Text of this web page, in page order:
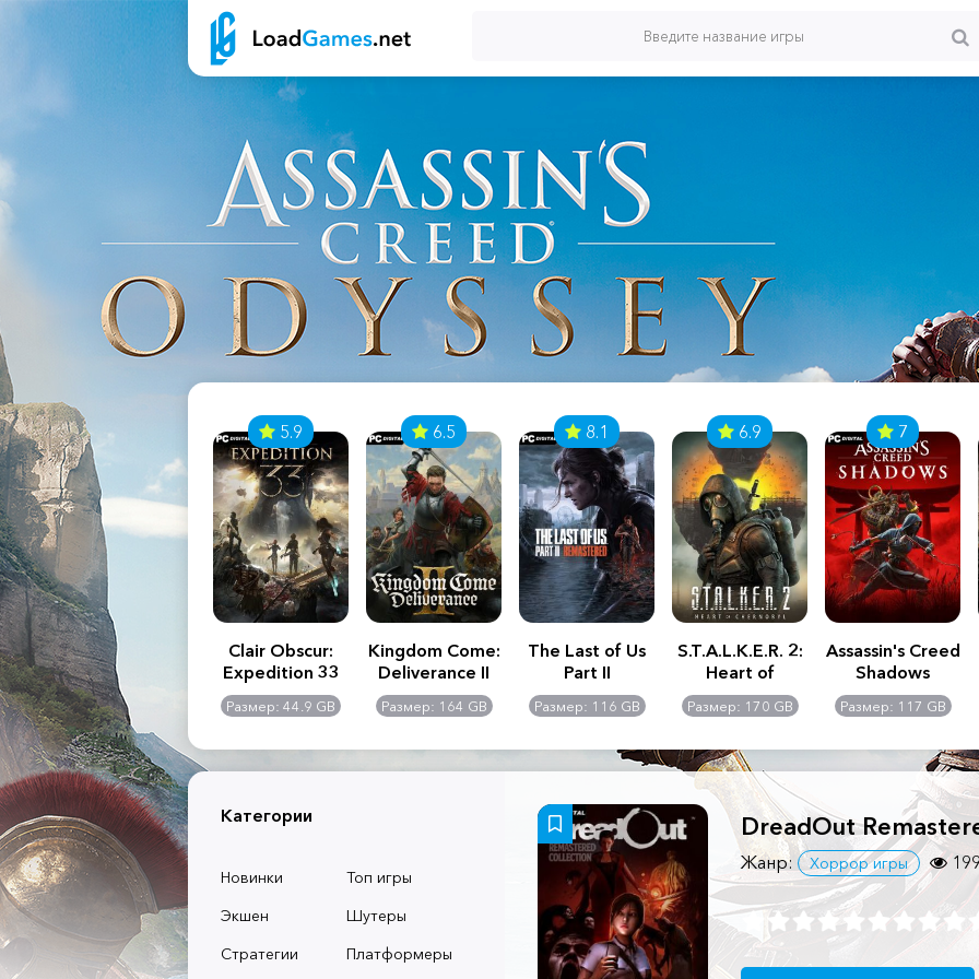
2:
-
GB
Assassin's Creed
Shadows
Размер: 117 GB
5.9
Clair Obscur:
Expedition 33
Размер: 44.9 GB
6.5
Kingdom Come:
Deliverance II
Размер: 164 GB
8.1
The Last of Us
Part II
Remastered
Размер: 116 GB
6.9
S.T.A.L.K.E.R. 2:
Heart of
Chernobyl -
Ultimate Edition
Размер: 170 GB
7
Assassin's Creed
Shadows
Размер: 117 GB
Категории
Новинки
Топ игры
Экшен
Шутеры
Стратегии
Платформеры
DreadOut
Жанр: Хоррор игры 199